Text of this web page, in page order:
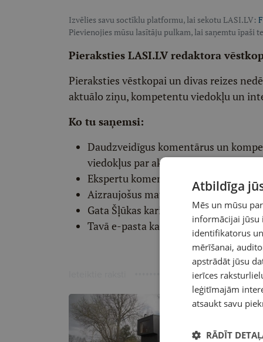
Izvēlies savu soctīklu platformu, lai sekotu LASI.LV:
Pievienojies mūsu lasītāju pulkam, lai saņemtu īpaši
Pieraksties LASI.LV redaktora
Pieraksties vēstkopai un divas reizes
aktuālo ziņu, kompetentu viedokļu un
Ko tu saņemsi:
Daudzveidīgus komentārus un
viedokļus par aktuālo
Ekspertu komentārus par dažādiem
Aizraujošus materiālus par vēsturi,
Gata Šļūkas karikatūru
Tavā e-pasta kastītē katru ceturtdienu
Atbildīga
Mēs un mūsu
informācijai jūsu
identifikatorus
mērīšanai,
apstrādāt jūsu
ierīces
leģitīmajām
atsaukt savu
RĀDĪT